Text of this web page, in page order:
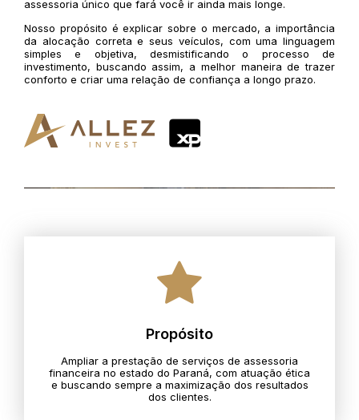
assessoria único que fará você ir ainda mais longe.
Nosso propósito é explicar sobre o mercado, a importância
da alocação correta e seus veículos, com uma linguagem
simples e objetiva, desmistificando o processo de
investimento, buscando assim, a melhor maneira de trazer
conforto e criar uma relação de confiança a longo prazo.
Propósito
Ampliar a prestação de serviços de assessoria
financeira no estado do Paraná, com atuação ética
e buscando sempre a maximização dos resultados
dos clientes.